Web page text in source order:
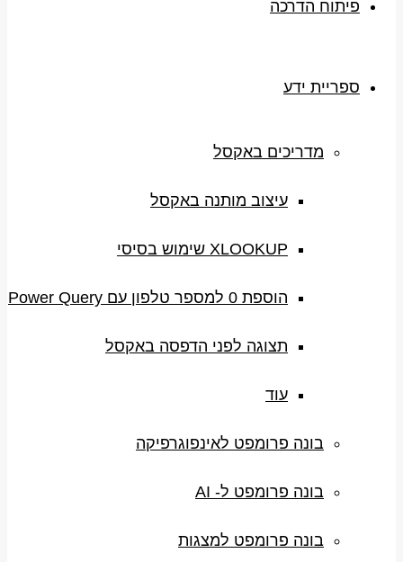
פיתוח הדרכה
ספריית ידע
מדריכים באקסל
עיצוב מותנה באקסל
XLOOKUP שימוש בסיסי
הוספת 0 למספר טלפון עם Power Query
תצוגה לפני הדפסה באקסל
עוד
בונה פרומפט לאינפוגרפיקה
בונה פרומפט ל- AI
בונה פרומפט למצגות